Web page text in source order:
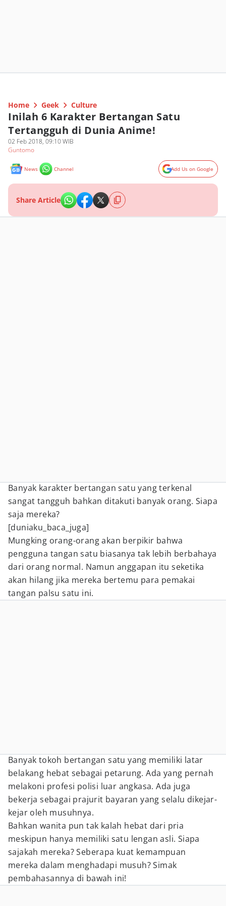
Home Geek Culture
Inilah 6 Karakter Bertangan Satu
Tertangguh di Dunia Anime!
02 Feb 2018, 09:10 WIB
Guntomo
News Channel Add Us on Google
Share Article
Banyak karakter bertangan satu yang terkenal
sangat tangguh bahkan ditakuti banyak orang. Siapa
saja mereka?
[duniaku_baca_juga]
Mungking orang-orang akan berpikir bahwa
pengguna tangan satu biasanya tak lebih berbahaya
dari orang normal. Namun anggapan itu seketika
akan hilang jika mereka bertemu para pemakai
tangan palsu satu ini.
Banyak tokoh bertangan satu yang memiliki latar
belakang hebat sebagai petarung. Ada yang pernah
melakoni profesi polisi luar angkasa. Ada juga
bekerja sebagai prajurit bayaran yang selalu dikejar-
kejar oleh musuhnya.
Bahkan wanita pun tak kalah hebat dari pria
meskipun hanya memiliki satu lengan asli. Siapa
sajakah mereka? Seberapa kuat kemampuan
mereka dalam menghadapi musuh? Simak
pembahasannya di bawah ini!